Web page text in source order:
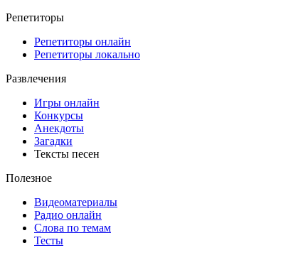
Репетиторы
Репетиторы онлайн
Репетиторы локально
Развлечения
Игры онлайн
Конкурсы
Анекдоты
Загадки
Тексты песен
Полезное
Видеоматериалы
Радио онлайн
Слова по темам
Тесты